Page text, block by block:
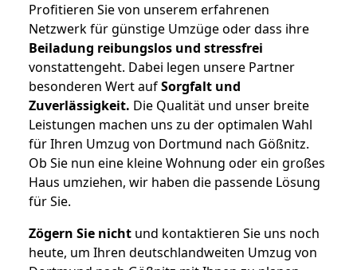
Profitieren Sie von unserem erfahrenen
Netzwerk für günstige Umzüge oder dass ihre
Beiladung reibungslos und stressfrei
vonstattengeht. Dabei legen unsere Partner
besonderen Wert aufSorgfalt und
Zuverlässigkeit. Die Qualität und unser breite
Leistungen machen uns zu der optimalen Wahl
für Ihren Umzug von Dortmund nach Gößnitz.
Ob Sie nun eine kleine Wohnung oder ein großes
Haus umziehen, wir haben die passende Lösung
für Sie.
Zögern Sie nicht und kontaktieren Sie uns noch
heute, um Ihren deutschlandweiten Umzug von